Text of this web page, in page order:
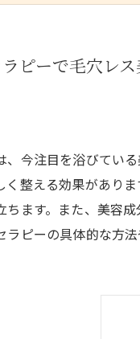
ピーで毛穴レ
、今注目を浴びてい
く整える効果があり
ます。また、美容
ピーの具体的な方